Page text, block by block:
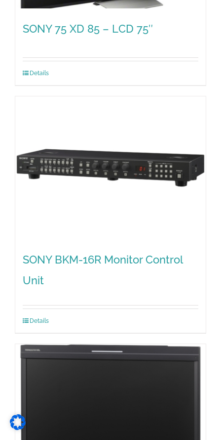
SONY 75 XD 85 – LCD 75″
Details
SONY BKM-16R Monitor Control
Unit
Details